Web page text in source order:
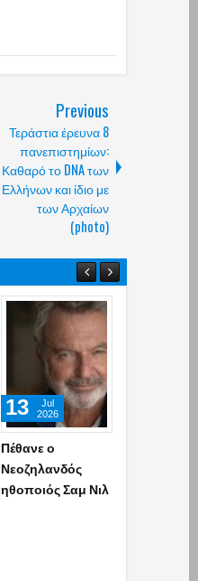
Previous
Τεράστια έρευνα 8
πανεπιστημίων:
Καθαρό το DNA των
Ελλήνων και ίδιο με
των Αρχαίων
(photo)
Πέθανε ο
Νεοζηλανδός
ηθοποιός Σαμ Νιλ
13
Jul
2026